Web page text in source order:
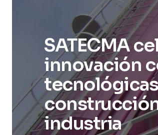
SATECMA
innovación
industria